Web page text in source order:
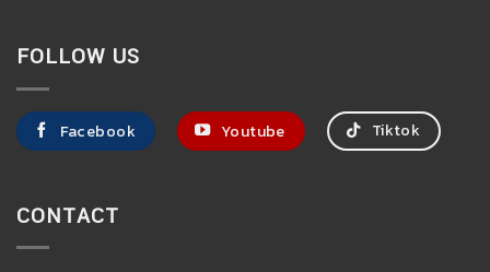
FOLLOW US
Facebook Youtube Tiktok
CONTACT